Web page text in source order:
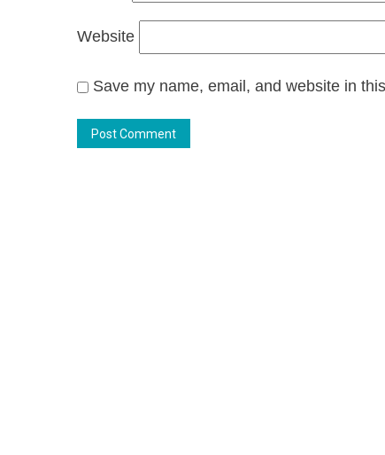
Website
Save my name, email, and website in